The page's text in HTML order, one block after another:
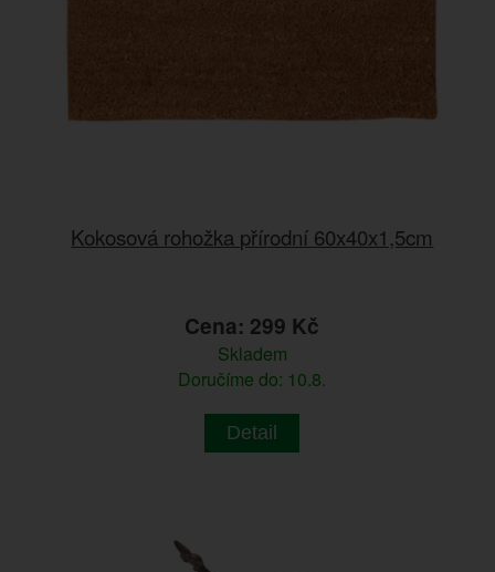
Kokosová rohožka přírodní 60x40x1,5cm
Cena: 299 Kč
Skladem
Doručíme do: 10.8.
Detail